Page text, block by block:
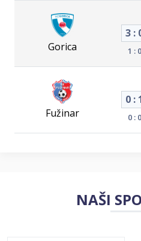
Gorica
3 :
1 : 0
Fužinar
0 :
0 : 0
NAŠI